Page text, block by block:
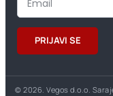
PRIJAVI SE
© 2026. Vegos d.o.o.